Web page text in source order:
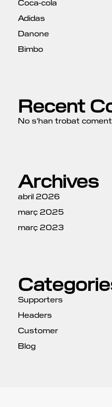
Coca-cola
Adidas
Danone
Bimbo
Recent
No s'han trobat
Archives
abril 2026
març 2025
març 2023
Supporters
Headers
Customer
Blog